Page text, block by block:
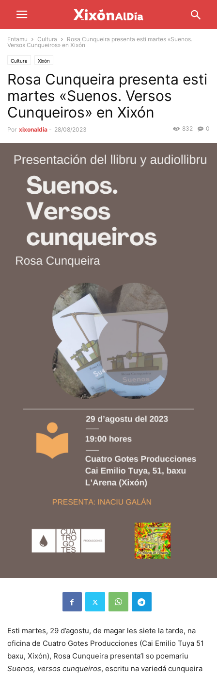
Entamu Cultura
Rosa Cunqueira presenta esti martes «Suenos.
Versos Cunqueiros» en Xixón
Cultura Xixón
Rosa Cunqueira presenta esti
martes «Suenos. Versos
Cunqueiros» en Xixón
Por xixonaldia - 28/08/2023 0
832
Esti martes, 29 d’agostu, de magar les siete la tarde, na
oficina de Cuatro Gotes Producciones (Cai Emilio Tuya 51
baxu, Xixón), Rosa Cunqueira presenta’l so poemariu
Suenos, versos cunqueiros, escritu na variedá cunqueira